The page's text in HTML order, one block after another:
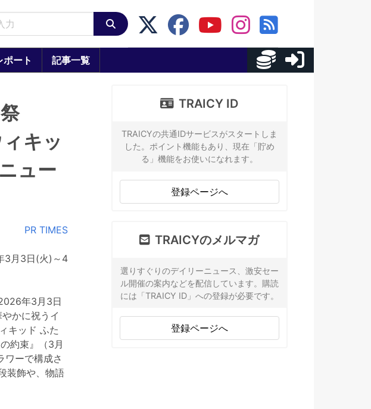
ポート 記事一覧
キッ
ュー
PR TIMES
3月3日(火)～4
年3月3日
かに祝うイ
キッド ふた
約束』（3月
ワーで構成さ
装飾や、物語
TRAICY ID
TRAICYの共通IDサービスがスタートしま
した。ポイント機能もあり、現在「貯め
る」機能をお使いになれます。
登録ページへ
TRAICYのメルマガ
選りすぐりのデイリーニュース、激安セー
ル開催の案内などを配信しています。購読
には「TRAICY ID」への登録が必要です。
登録ページへ